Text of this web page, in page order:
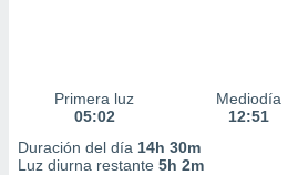
Primera luz
05:02
Mediodía
12:51
Duración del día 14h 30m
Luz diurna restante 5h 2m